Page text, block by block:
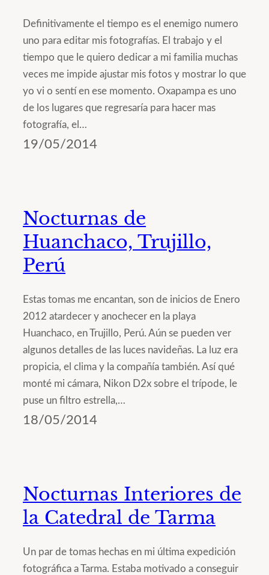
Definitivamente el tiempo es el enemigo numero
uno para editar mis fotografías. El trabajo y el
tiempo que le quiero dedicar a mi familia muchas
veces me impide ajustar mis fotos y mostrar lo que
yo vi o sentí en ese momento. Oxapampa es uno
de los lugares que regresaría para hacer mas
fotografía, el…
19/05/2014
Nocturnas de
Huanchaco, Trujillo,
Perú
Estas tomas me encantan, son de inicios de Enero
2012 atardecer y anochecer en la playa
Huanchaco, en Trujillo, Perú. Aún se pueden ver
algunos detalles de las luces navideñas. La luz era
propicia, el clima y la compañía también. Así qué
monté mi cámara, Nikon D2x sobre el trípode, le
puse un filtro estrella,…
18/05/2014
Nocturnas Interiores de
la Catedral de Tarma
Un par de tomas hechas en mi última expedición
fotográfica a Tarma. Estaba motivado a conseguir